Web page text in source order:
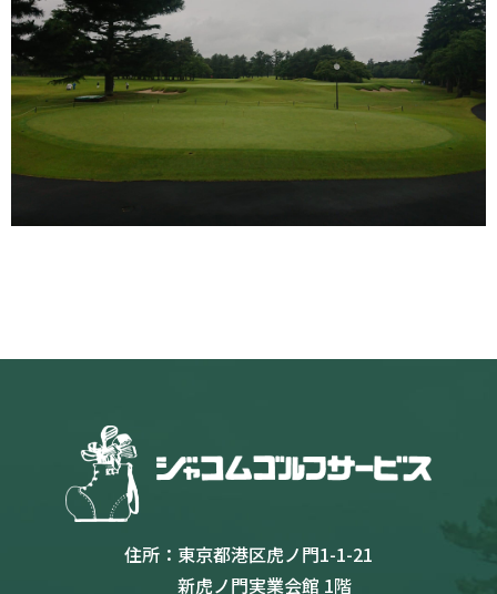
住所： 東京都港区虎ノ門1-1-21
新虎ノ門実業会館 1階